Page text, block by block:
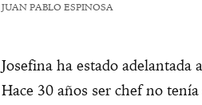
JUAN PABLO ESPINOSA
Josefina ha estado adelantada
Hace 30 años ser chef no